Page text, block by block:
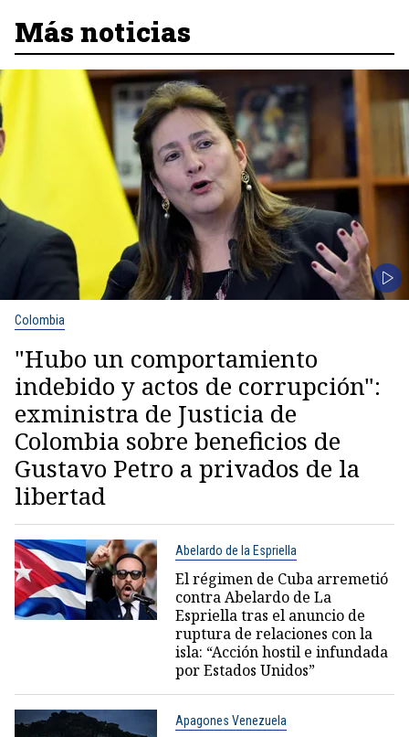
Más noticias
Colombia
"Hubo un comportamiento
indebido y actos de corrupción":
exministra de Justicia de
Colombia sobre beneficios de
Gustavo Petro a privados de la
libertad
Abelardo de la Espriella
El régimen de Cuba arremetió
contra Abelardo de La
Espriella tras el anuncio de
ruptura de relaciones con la
isla: “Acción hostil e infundada
por Estados Unidos”
Apagones Venezuela